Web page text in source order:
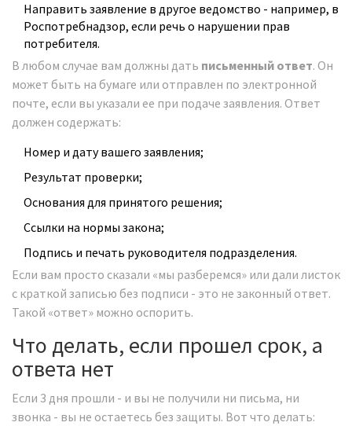
Направить заявление в другое ведомство - например, в
Роспотребнадзор, если речь о нарушении прав
потребителя.
В любом случае вам должны дать письменный ответ. Он
может быть на бумаге или отправлен по электронной
почте, если вы указали ее при подаче заявления. Ответ
должен содержать:
Номер и дату вашего заявления;
Результат проверки;
Основания для принятого решения;
Ссылки на нормы закона;
Подпись и печать руководителя подразделения.
Если вам просто сказали «мы разберемся» или дали листок
с краткой записью без подписи - это не законный ответ.
Такой «ответ» можно оспорить.
Что делать, если прошел срок, а
ответа нет
Если 3 дня прошли - и вы не получили ни письма, ни
звонка - вы не остаетесь без защиты. Вот что делать: